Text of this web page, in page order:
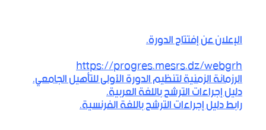
الإعلان عن إفتتاح الدورة.
رابط منصة الترشح :
https://progres.mesrs.dz/webgrh
الرزمانة الزمنية لتنظيم الدورة الأولى للتأهيل الجامعي.
دليل إجراءات الترشح باللغة العربية.
رابط دليل إجراءات الترشح باللغة الفرنسية.